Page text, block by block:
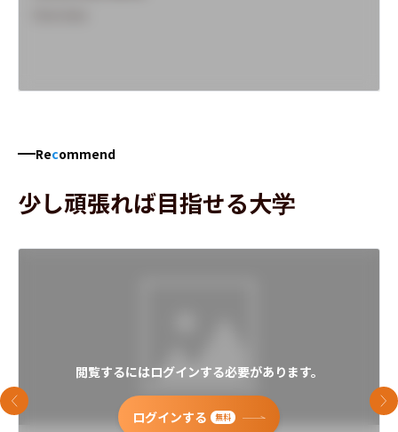
Recommend
少し頑張れば目指せる大学
閲覧するにはログインする必要があります。
ログインする 無料
前のスライド 次